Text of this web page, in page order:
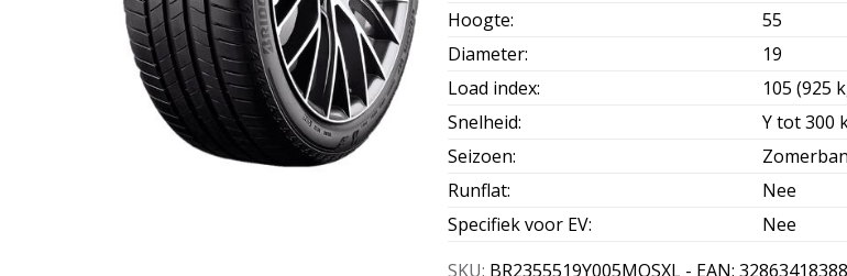
Hoogte:
55
Diameter:
19
Load index:
105 (925
Snelheid:
Y tot 300
Seizoen:
Runflat:
Nee
Specifiek voor EV:
Nee
SKU: BR2355519Y005MOSXL - EAN: